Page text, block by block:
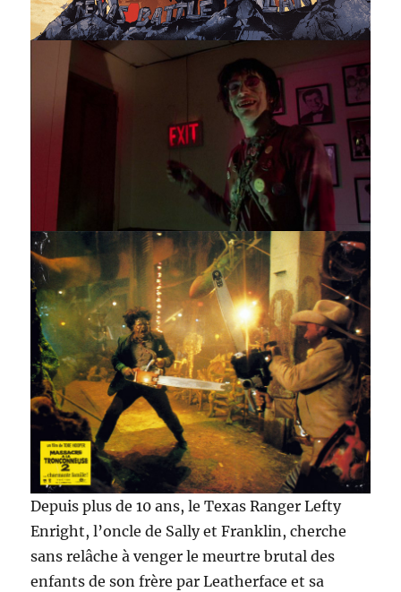
Depuis plus de 10 ans, le Texas Ranger Lefty
Enright, l’oncle de Sally et Franklin, cherche
sans relâche à venger le meurtre brutal des
enfants de son frère par Leatherface et sa